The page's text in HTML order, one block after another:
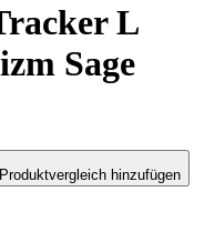
L
Sage
hinzufügen